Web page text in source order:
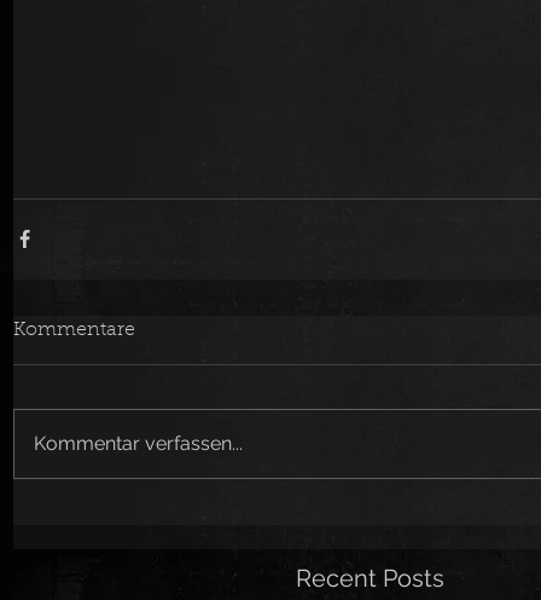
Kommentare
Kommentar verfassen...
Recent Posts